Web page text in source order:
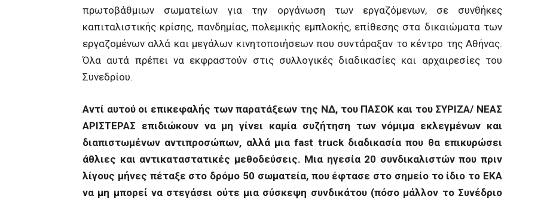
πρωτοβάθμιων σωματείων για την οργάνωση των εργαζόμενων, σε συνθήκες
καπιταλιστικής κρίσης, πανδημίας, πολεμικής εμπλοκής, επίθεσης στα δικαιώματα των
εργαζομένων αλλά και μεγάλων κινητοποιήσεων που συντάραξαν το κέντρο της Αθήνας.
Όλα αυτά πρέπει να εκφραστούν στις συλλογικές διαδικασίες και αρχαιρεσίες του
Συνεδρίου.
Αντί αυτού οι επικεφαλής των παρατάξεων της ΝΔ, του ΠΑΣΟΚ και του ΣΥΡΙΖΑ/ ΝΕΑΣ
ΑΡΙΣΤΕΡΑΣ επιδιώκουν να μη γίνει καμία συζήτηση των νόμιμα εκλεγμένων και
διαπιστωμένων αντιπροσώπων, αλλά μιαfast truck διαδικασία που θα επικυρώσει
άθλιες και αντικαταστατικές μεθοδεύσεις. Μια ηγεσία 20 συνδικαλιστών που πριν
λίγους μήνες πέταξε στο δρόμο 50 σωματεία, που έφτασε στο σημείο το ίδιο το ΕΚΑ
να μη μπορεί να στεγάσει ούτε μια σύσκεψη συνδικάτου (πόσο μάλλον το Συνέδριο